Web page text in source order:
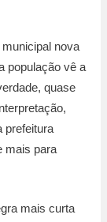
nova
população vê a
quase
prefeitura
mais para
mais curta